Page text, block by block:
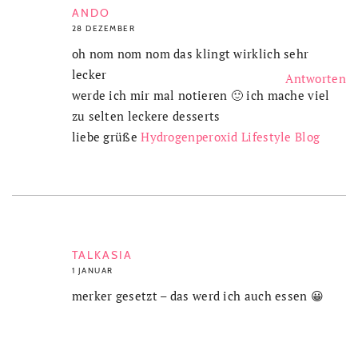
ANDO
28 DEZEMBER
oh nom nom nom das klingt wirklich sehr
lecker
werde ich mir mal notieren 🙂 ich mache viel
zu selten leckere desserts
liebe grüßeHydrogenperoxid Lifestyle Blog
TALKASIA
1 JANUAR
Antworten
merker gesetzt – das werd ich auch essen 😀